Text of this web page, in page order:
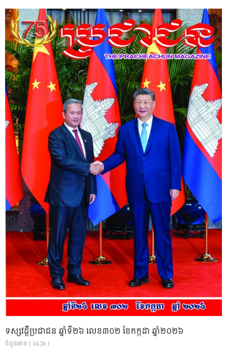
ទស្សវដ្តីប្រជាជន ឆ្នាំទី២៦ លេខ៣០២ ខែកក្កដា ឆ្នាំ២០២៦
ចំនួនអាន ( 14.2k )